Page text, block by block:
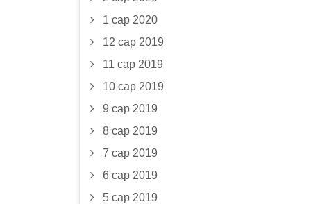
1 сар 2020
12 сар 2019
11 сар 2019
10 сар 2019
9 сар 2019
8 сар 2019
7 сар 2019
6 сар 2019
5 сар 2019